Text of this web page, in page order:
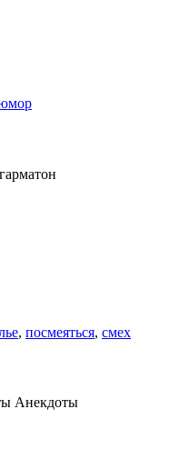
, посмеяться, смех
Анекдоты